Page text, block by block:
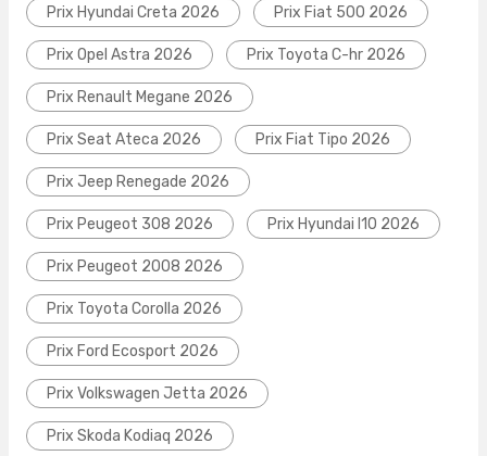
Prix Hyundai Creta 2026 Prix Fiat 500 2026
Prix Opel Astra 2026 Prix Toyota C-hr 2026
Prix Renault Megane 2026
Prix Seat Ateca 2026 Prix Fiat Tipo 2026
Prix Jeep Renegade 2026
Prix Peugeot 308 2026 Prix Hyundai I10 2026
Prix Peugeot 2008 2026
Prix Toyota Corolla 2026
Prix Ford Ecosport 2026
Prix Volkswagen Jetta 2026
Prix Skoda Kodiaq 2026